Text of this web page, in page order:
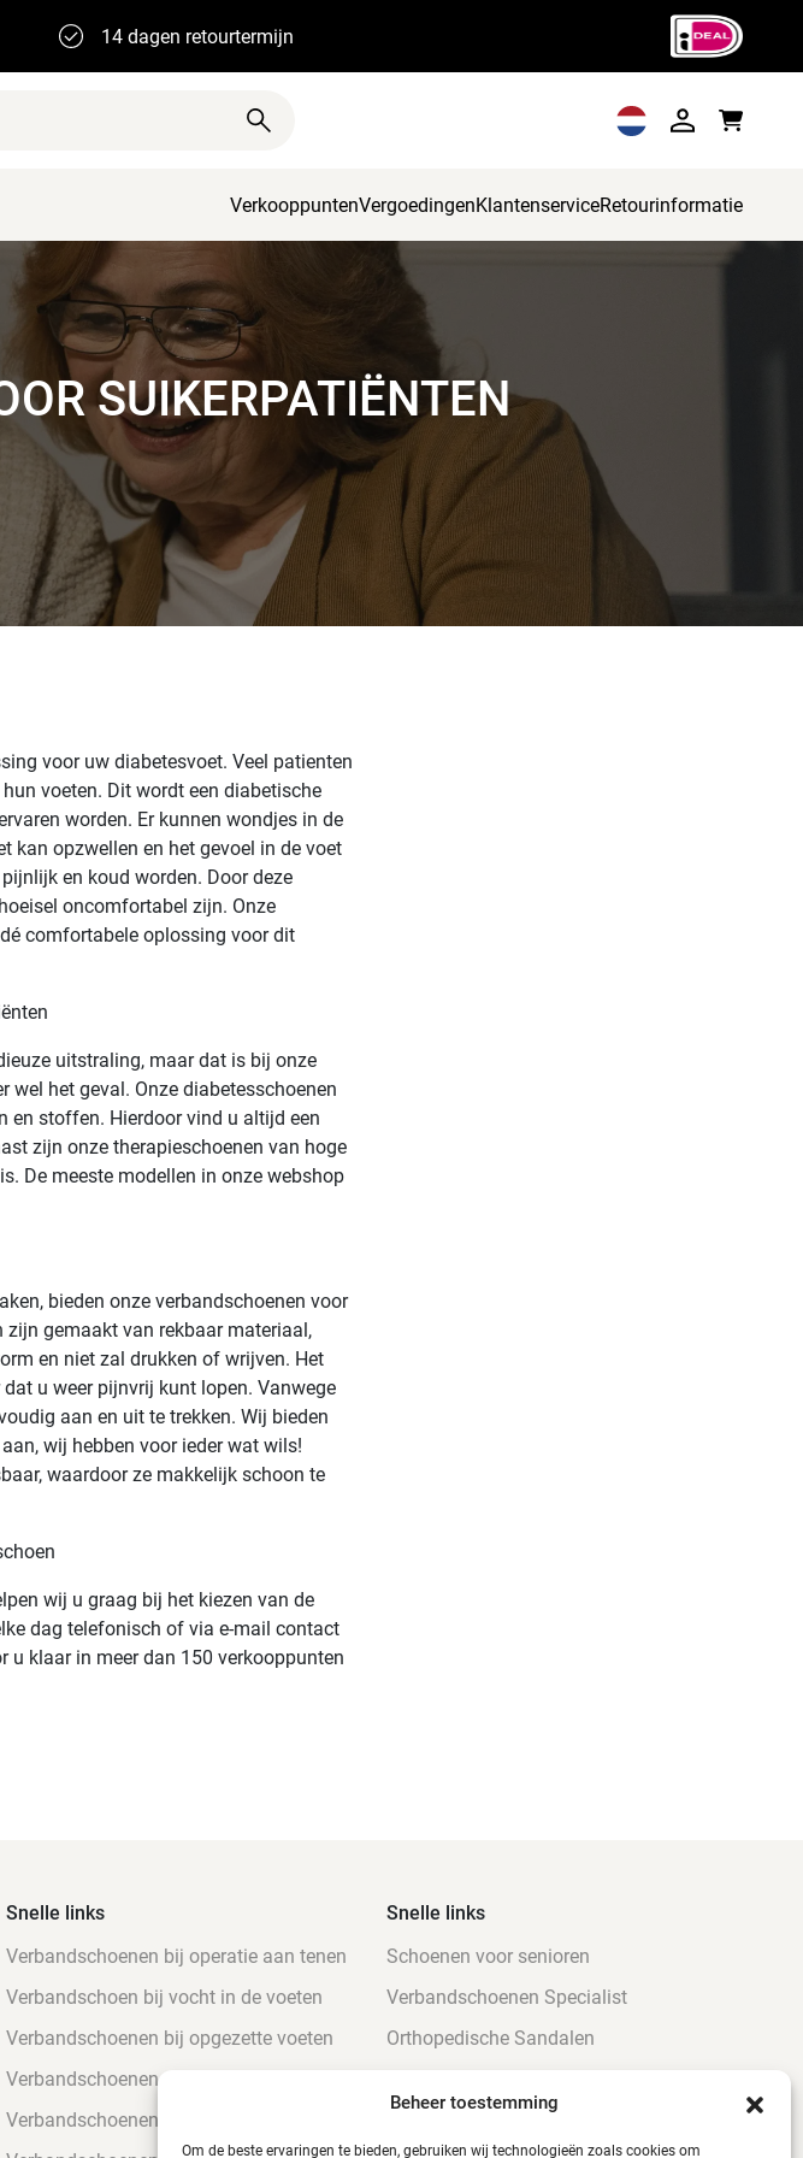
Beheer toestemming
Om de beste ervaringen te bieden, gebruiken wij technologieën zoals cookies om
14 dagen retourtermijn
VerkooppuntenVergoedingenKlantenserviceRetourinformatie
SUIKERPATIËNTEN
voor uw diabetesvoet. Veel patienten
voeten. Dit wordt een diabetische
worden. Er kunnen wondjes in de
kan opzwellen en het gevoel in de voet
en koud worden. Door deze
oncomfortabel zijn. Onze
comfortabele oplossing voor dit
uitstraling, maar dat is bij onze
wel het geval. Onze diabetesschoenen
en stoffen. Hierdoor vind u altijd een
zijn onze therapieschoenen van hoge
De meeste modellen in onze webshop
bieden onze verbandschoenen voor
gemaakt van rekbaar materiaal,
en niet zal drukken of wrijven. Het
u weer pijnvrij kunt lopen. Vanwege
aan en uit te trekken. Wij bieden
wij hebben voor ieder wat wils!
waardoor ze makkelijk schoon te
wij u graag bij het kiezen van de
dag telefonisch of via e-mail contact
klaar in meer dan 150 verkooppunten
Snelle links
Verbandschoenen bij operatie aan tenen
Verbandschoen bij vocht in de voeten
Verbandschoenen bij opgezette voeten
Verbandschoenen voor suikerpatiënten
Verbandschoenen gevoelige voeten
Snelle links
Schoenen voor senioren
Verbandschoenen Specialist
Orthopedische Sandalen
Hippe verbandpantoffels